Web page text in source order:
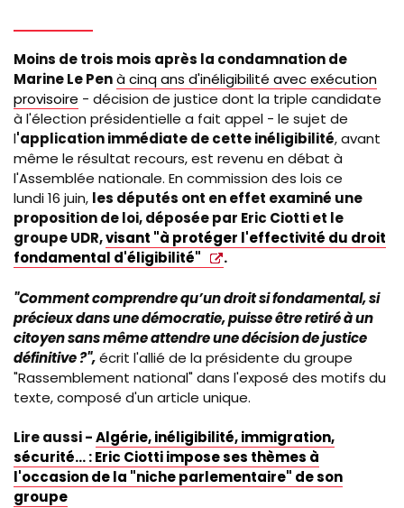
Moins de trois mois après la condamnation de
Marine Le Penà cinq ans d'inéligibilité avec exécution
provisoire - décision de justice dont la triple candidate
à l'élection présidentielle a fait appel - le sujet de
l'application immédiate de cette inéligibilité, avant
même le résultat recours, est revenu en débat à
l'Assemblée nationale. En commission des lois ce
lundi 16 juin, les députés ont en effet examiné une
proposition de loi, déposée par Eric Ciotti et le
groupe UDR,visant "à protéger l'effectivité du droit
fondamental d'éligibilité"
.
"Comment comprendre qu’un droit si fondamental, si
précieux dans une démocratie, puisse être retiré à un
citoyen sans même attendre une décision de justice
définitive ?",écrit l'allié de la présidente du groupe
"Rassemblement national" dans l'exposé des motifs du
texte, composé d'un article unique.
Lire aussi -Algérie, inéligibilité, immigration,
sécurité... : Eric Ciotti impose ses thèmes à
l'occasion de la "niche parlementaire" de son
groupe